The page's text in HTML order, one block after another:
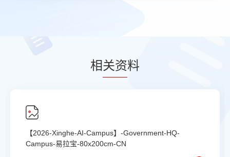
相关资料
【2026-Xinghe-AI-Campus】-Government-HQ-
Campus-易拉宝-80x200cm-CN